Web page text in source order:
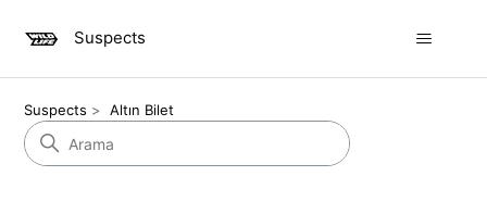
Suspects
Suspects Altın Bilet